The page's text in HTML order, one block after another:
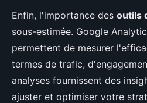
Enfin, l'importance des outils
sous-estimée. Google
permettent de mesurer
termes de trafic,
analyses fournissent des
ajuster et optimiser votre